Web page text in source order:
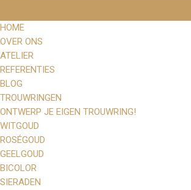
HOME
OVER ONS
ATELIER
REFERENTIES
BLOG
TROUWRINGEN
ONTWERP JE EIGEN TROUWRING!
WITGOUD
ROSÉGOUD
GEELGOUD
BICOLOR
SIERADEN